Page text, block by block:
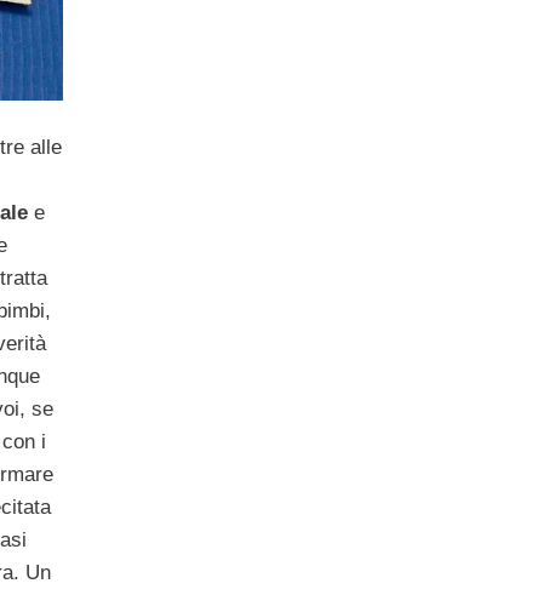
alle
e
se
i
Un